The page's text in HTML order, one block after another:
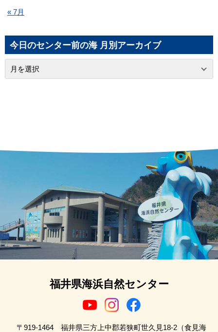
« 7月
今日のセンター前の海 月別アーカイブ
福井県海浜自然センター
〒919-1464 福井県三方上中郡若狭町世久見18-2（食見海